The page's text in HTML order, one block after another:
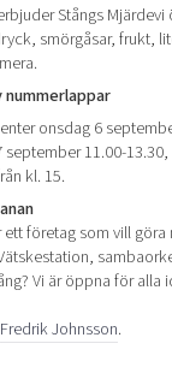
Stångs
smörgåsar, frukt,
nummerlappar
onsdag 6
11.00-
kl. 15.
företag som vill göra
Vi är öppna för alla
Fredrik Johnsson.